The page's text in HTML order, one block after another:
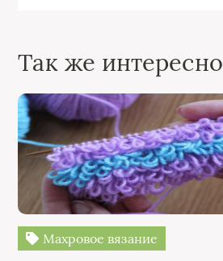
Так же интересно
Махровое вязание